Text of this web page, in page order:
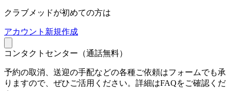
クラブメッドが初めての方は
アカウント新規作成
コンタクトセンター（通話無料）
予約の取消、送迎の手配などの各種ご依頼はフォームでも承
りますので、ぜひご活用ください。詳細はFAQをご確認くだ